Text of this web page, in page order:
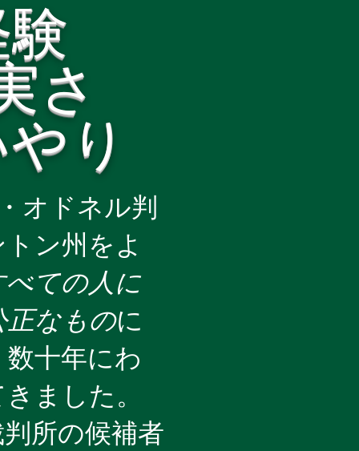
さ
り
オドネル判
ン州をよ
ての人に
なものに
十年にわ
ました。
所の候補者